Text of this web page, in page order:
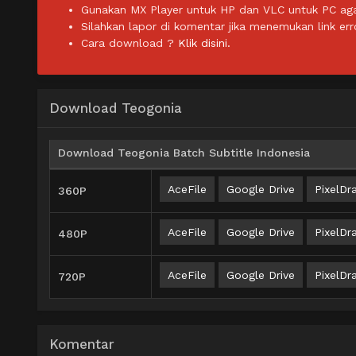
Gunakan MX Player untuk HP dan VLC untuk PC
Silahkan lapor di komentar jika menemukan link
Cara download ? Klik disini.
Download Teogonia
Download Teogonia Batch Subtitle Indonesia
360P AceFile Google Drive
480P AceFile Google Drive
720P AceFile Google Drive
Komentar